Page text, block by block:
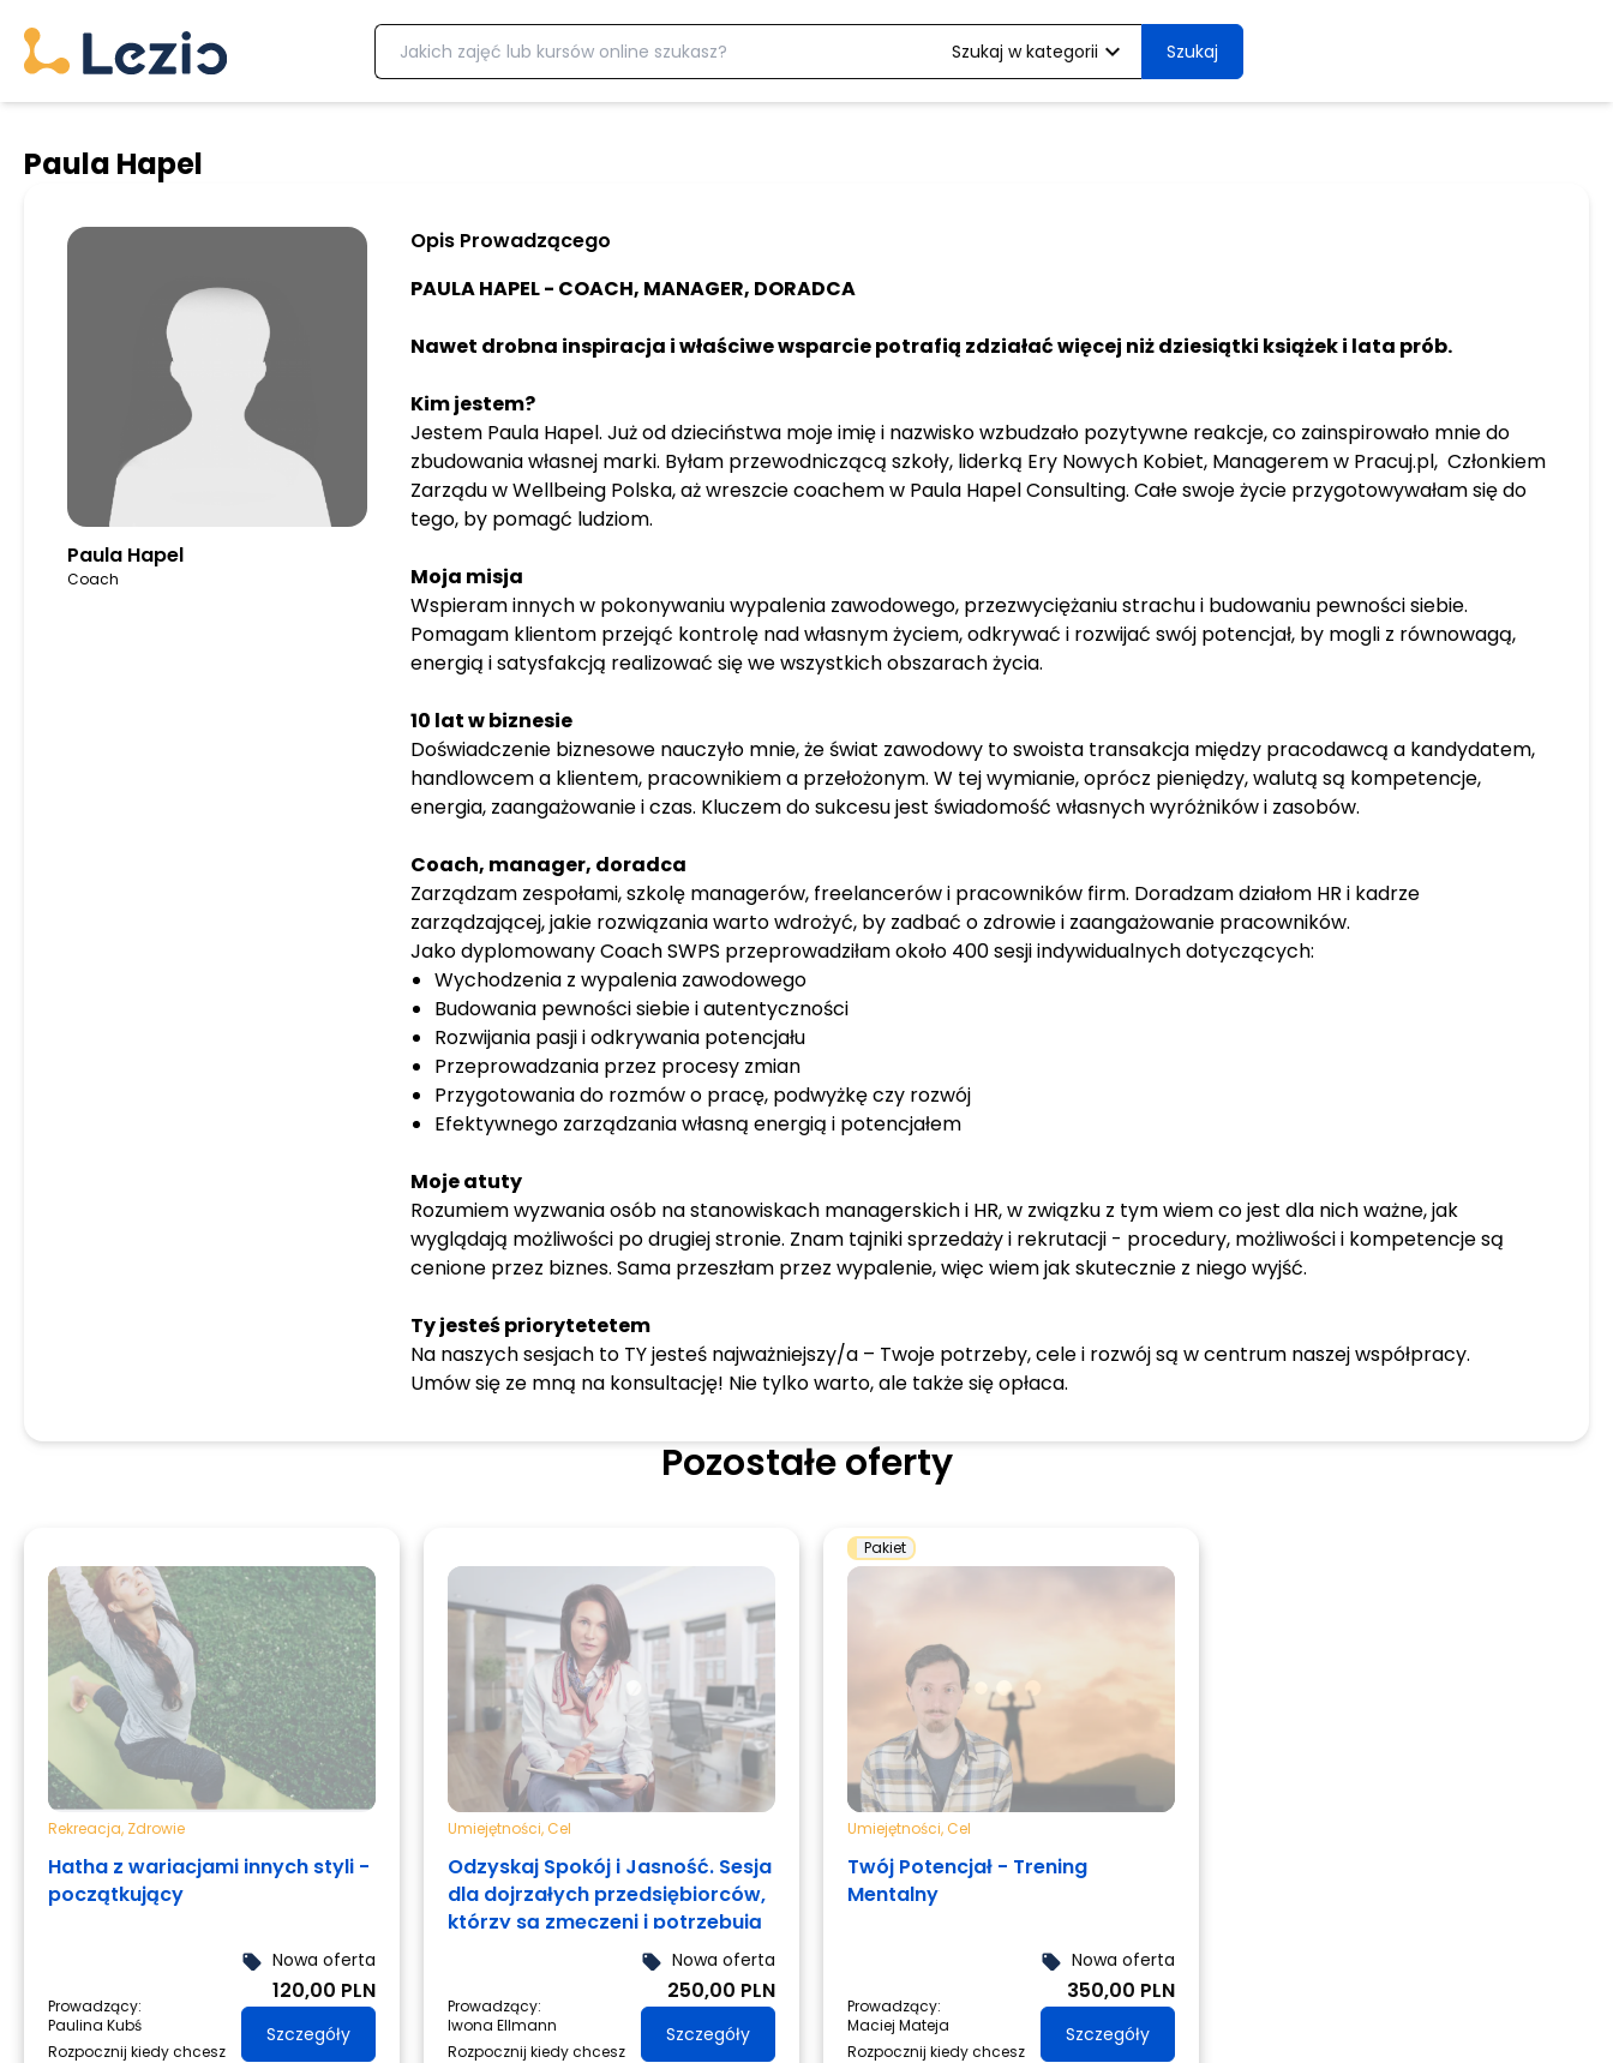
Szukaj w kategorii expand_more Szukaj
Paula Hapel
Paula Hapel
Coach
Opis Prowadzącego
PAULA HAPEL - COACH, MANAGER, DORADCA
Nawet drobna inspiracja i właściwe wsparcie potrafią zdziałać więcej niż dziesiątki książek i lata prób.
Kim jestem?
Jestem Paula Hapel. Już od dzieciństwa moje imię i nazwisko wzbudzało pozytywne reakcje, co zainspirowało mnie do
zbudowania własnej marki. Byłam przewodniczącą szkoły, liderką Ery Nowych Kobiet, Managerem w Pracuj.pl, Członkiem
Zarządu w Wellbeing Polska, aż wreszcie coachem w Paula Hapel Consulting. Całe swoje życie przygotowywałam się do
tego, by pomagć ludziom.
Moja misja
Wspieram innych w pokonywaniu wypalenia zawodowego, przezwyciężaniu strachu i budowaniu pewności siebie.
Pomagam klientom przejąć kontrolę nad własnym życiem, odkrywać i rozwijać swój potencjał, by mogli z równowagą,
energią i satysfakcją realizować się we wszystkich obszarach życia.
10 lat w biznesie
Doświadczenie biznesowe nauczyło mnie, że świat zawodowy to swoista transakcja między pracodawcą a kandydatem,
handlowcem a klientem, pracownikiem a przełożonym. W tej wymianie, oprócz pieniędzy, walutą są kompetencje,
energia, zaangażowanie i czas. Kluczem do sukcesu jest świadomość własnych wyróżników i zasobów.
Coach, manager, doradca
Zarządzam zespołami, szkolę managerów, freelancerów i pracowników firm. Doradzam działom HR i kadrze
zarządzającej, jakie rozwiązania warto wdrożyć, by zadbać o zdrowie i zaangażowanie pracowników.
Jako dyplomowany Coach SWPS przeprowadziłam około 400 sesji indywidualnych dotyczących:
Wychodzenia z wypalenia zawodowego
Budowania pewności siebie i autentyczności
Rozwijania pasji i odkrywania potencjału
Przeprowadzania przez procesy zmian
Przygotowania do rozmów o pracę, podwyżkę czy rozwój
Efektywnego zarządzania własną energią i potencjałem
Moje atuty
Rozumiem wyzwania osób na stanowiskach managerskich i HR, w związku z tym wiem co jest dla nich ważne, jak
wyglądają możliwości po drugiej stronie. Znam tajniki sprzedaży i rekrutacji - procedury, możliwości i kompetencje są
cenione przez biznes. Sama przeszłam przez wypalenie, więc wiem jak skutecznie z niego wyjść.
Ty jesteś priorytetetem
Na naszych sesjach to TY jesteś najważniejszy/a – Twoje potrzeby, cele i rozwój są w centrum naszej współpracy.
Umów się ze mną na konsultację! Nie tylko warto, ale także się opłaca.
Pozostałe oferty
Rekreacja, Zdrowie
Hatha z wariacjami innych styli -
początkujący
Prowadzący:
Paulina Kubś
Rozpocznij kiedy chcesz
local_offer Nowa oferta
120,00 PLN
Szczegóły
Umiejętności, Cel
Odzyskaj Spokój i Jasność. Sesja
dla dojrzałych przedsiębiorców,
którzy są zmęczeni i potrzebują
Prowadzący:
Iwona Ellmann
Rozpocznij kiedy chcesz
local_offer Nowa oferta
250,00 PLN
Szczegóły
Pakiet
Umiejętności, Cel
Twój Potencjał - Trening
Mentalny
Prowadzący:
Maciej Mateja
Rozpocznij kiedy chcesz
local_offer Nowa oferta
350,00 PLN
Szczegóły